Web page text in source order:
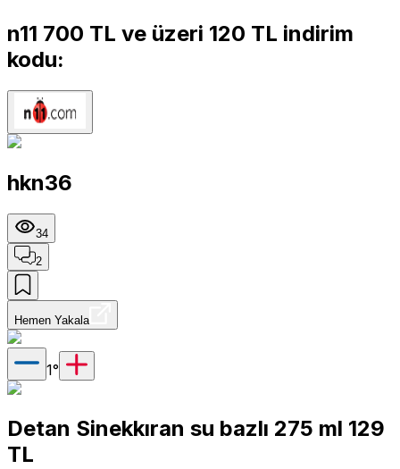
n11 700 TL ve üzeri 120 TL indirim
kodu:
hkn36
34
2
Hemen Yakala
1°
Detan Sinekkıran su bazlı 275 ml 129
TL